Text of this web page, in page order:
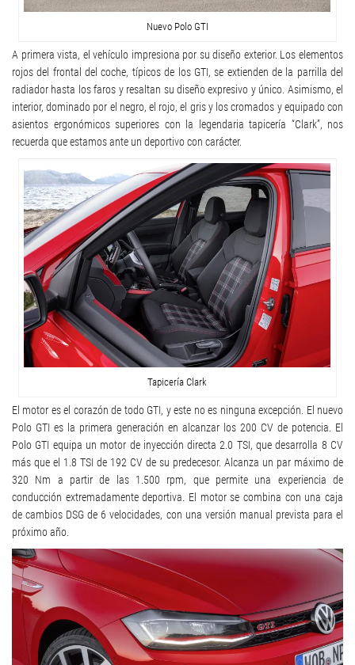
Nuevo Polo GTI
A primera vista, el vehículo impresiona por su diseño exterior. Los elementos
rojos del frontal del coche, típicos de los GTI, se extienden de la parrilla del
radiador hasta los faros y resaltan su diseño expresivo y único. Asimismo, el
interior, dominado por el negro, el rojo, el gris y los cromados y equipado con
asientos ergonómicos superiores con la legendaria tapicería “Clark”, nos
recuerda que estamos ante un deportivo con carácter.
Tapicería Clark
El motor es el corazón de todo GTI, y este no es ninguna excepción. El nuevo
Polo GTI es la primera generación en alcanzar los 200 CV de potencia. El
Polo GTI equipa un motor de inyección directa 2.0 TSI, que desarrolla 8 CV
más que el 1.8 TSI de 192 CV de su predecesor. Alcanza un par máximo de
320 Nm a partir de las 1.500 rpm, que permite una experiencia de
conducción extremadamente deportiva. El motor se combina con una caja
de cambios DSG de 6 velocidades, con una versión manual prevista para el
próximo año.